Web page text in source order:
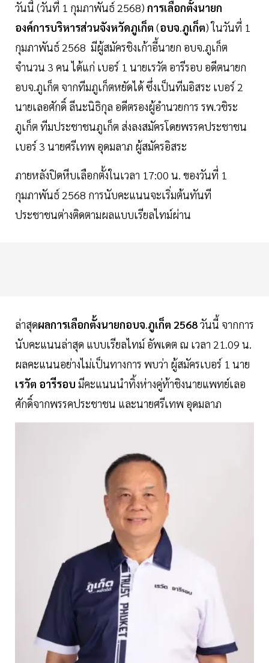
วันนี้ (วันที่ 1 กุมภาพันธ์ 2568) การเลือกตั้งนายก
องค์การบริหารส่วนจังหวัดภูเก็ต (อบจ.ภูเก็ต) ในวันที่ 1
กุมภาพันธ์ 2568 มีผู้สมัครชิงเก้าอี้นายก อบจ.ภูเก็ต
จำนวน 3 คน ได้แก่ เบอร์ 1 นายเรวัต อารีรอบ อดีตนายก
อบจ.ภูเก็ต จากทีมภูเก็ตหยัดได้ ซึ่งเป็นทีมอิสระ เบอร์ 2
นายเลอศักดิ์ ลีนะนิธิกุล อดีตรองผู้อำนวยการ รพ.วชิระ
ภูเก็ต ทีมประชาชนภูเก็ต ส่งลงสมัครโดยพรรคประชาชน
เบอร์ 3 นายศรีเทพ อุดมลาภ ผู้สมัครอิสระ
ภายหลังปิดหีบเลือกตั้งในเวลา 17:00 น. ของวันที่ 1
กุมภาพันธ์ 2568 การนับคะแนนจะเริ่มต้นทันที
ประชาชนต่างติดตามผลแบบเรียลไทม์ผ่าน
ล่าสุดผลการเลือกตั้งนายกอบจ.ภูเก็ต 2568วันนี้ จากการ
นับคะแนนล่าสุด แบบเรียลไทม์ อัพเดต ณ เวลา 21.09 น.
ผลคะแนนอย่างไม่เป็นทางการ พบว่า ผู้สมัครเบอร์ 1 นาย
เรวัต อารีรอบ มีคะแนนนำทิ้งห่างคู่ท้าชิงนายแพทย์เลอ
ศักดิ์จากพรรคประชาชน และนายศรีเทพ อุดมลาภ